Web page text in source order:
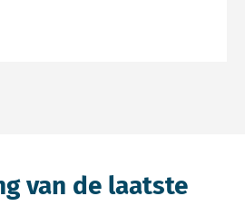
mail
van de laatste